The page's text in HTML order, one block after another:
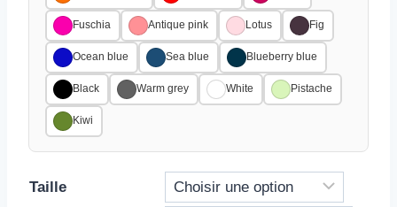
Fuschia Antique pink Lotus Fig
Ocean blue Sea blue Blueberry blue
Black Warm grey White Pistache
Kiwi
Taille